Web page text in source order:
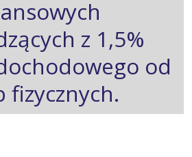
z 1,5%
od
fizycznych.